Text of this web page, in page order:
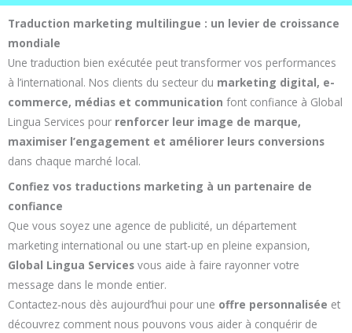
Traduction marketing multilingue : un levier de croissance
mondiale
Une traduction bien exécutée peut transformer vos performances
à l’international. Nos clients du secteur du marketing digital, e-
commerce, médias et communication font confiance à Global
Lingua Services pour renforcer leur image de marque,
maximiser l’engagement et améliorer leurs conversions
dans chaque marché local.
Confiez vos traductions marketing à un partenaire de
confiance
Que vous soyez une agence de publicité, un département
marketing international ou une start-up en pleine expansion,
Global Lingua Services vous aide à faire rayonner votre
message dans le monde entier.
Contactez-nous dès aujourd’hui pour une offre personnalisée et
découvrez comment nous pouvons vous aider à conquérir de